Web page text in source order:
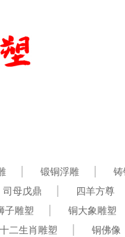
锻铜浮雕 铸
司母戊鼎 四羊方尊
子雕塑 铜大象雕塑
二生肖雕塑 铜佛像